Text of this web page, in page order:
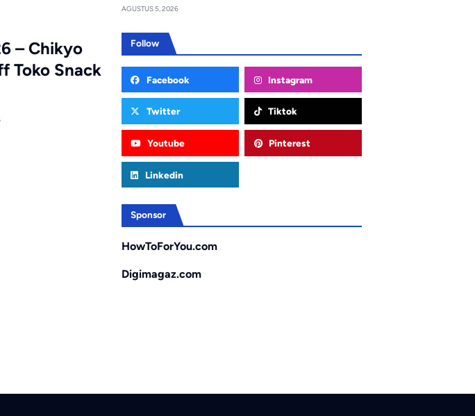
– Chikyo
Toko Snack
AGUSTUS 5, 2026
Follow
Facebook Instagram
Twitter Tiktok
Youtube Pinterest
Linkedin
Sponsor
HowToForYou.com
Digimagaz.com